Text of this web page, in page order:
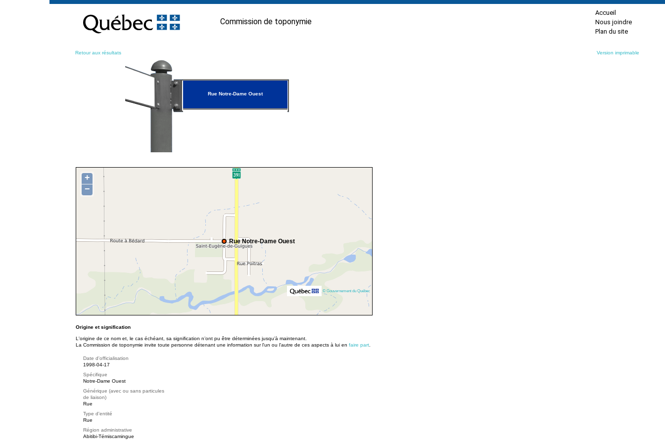
contenu
Commission de toponymie
Accueil
Nous joindre
Plan du site
Retour aux résultats Version imprimable
Rue Notre-Dame Ouest
Rue Notre-Dame Ouest
+
−
© Gouvernement du Québec
Origine et signification
L'origine de ce nom et, le cas échéant, sa signification n’ont pu être déterminées jusqu’à maintenant.
La Commission de toponymie invite toute personne détenant une information sur l'un ou l'autre de ces aspects à lui en faire part
Date d'officialisation
1998-04-17
Spécifique
Notre-Dame Ouest
Générique (avec ou sans particules
de liaison)
Rue
Type d'entité
Rue
Région administrative
Abitibi-Témiscamingue